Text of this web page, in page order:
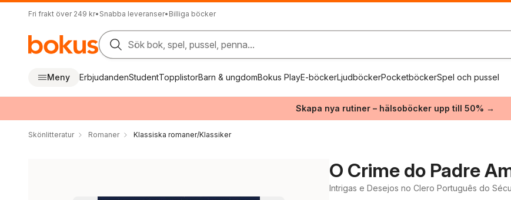
Fri frakt över 249 kr• Snabba leveranser• Billiga böcker
Sök bok, spel, pussel, penna...
Meny ErbjudandenStudentTopplistorBarn & ungdomBokus PlayE-böckerLjudböckerPocketböckerSpel och pussel
Skapa nya rutiner – hälsoböcker upp till 50% →
Skönlitteratur Romaner Klassiska romaner/Klassiker
O Crime do Padre
Intrigas e Desejos no Clero Português do